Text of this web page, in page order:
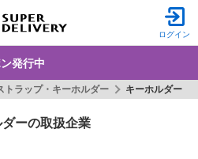
ログイン
発行中
ーの取扱企業
トラップ・キーホルダー キーホルダー